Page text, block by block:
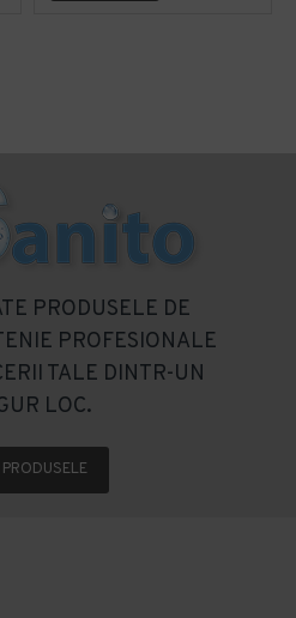
PRODUSELE DE
PROFESIONALE
TALE DINTR-UN
LOC.